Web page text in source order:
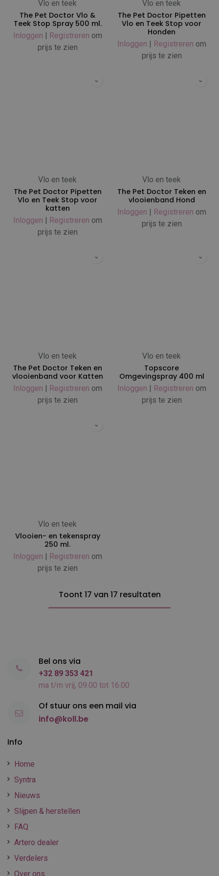
Vlo en teek
The Pet Doctor Vlo &
Teek Stop Spray 500 ml.
Inloggen | Registreren om
prijs te zien
Vlo en teek
The Pet Doctor Pipetten
Vlo en Teek Stop voor
Honden
Inloggen | Registreren om
prijs te zien
Vlo en teek
The Pet Doctor Pipetten
Vlo en Teek Stop voor
katten
Inloggen | Registreren om
prijs te zien
Vlo en teek
The Pet Doctor Teken en
vlooienband Hond
Inloggen | Registreren om
prijs te zien
Vlo en teek
The Pet Doctor Teken en
vlooienband voor Katten
Inloggen | Registreren om
prijs te zien
Vlo en teek
Topscore
Omgevingspray 400 ml
Inloggen | Registreren om
prijs te zien
Vlo en teek
Vlooien- en tekenspray
250 ml.
Inloggen | Registreren om
prijs te zien
Toont 17 van 17 resultaten
Info
Home
Syntra
Nieuws
Slijpen & herstellen
FAQ
Artero dealer
Verdelers
Over ons
Bel ons via
+32 89 353 421
ma t/m vrij, 09:00 tot 16:00
Of stuur ons een mail via
info@koll.be